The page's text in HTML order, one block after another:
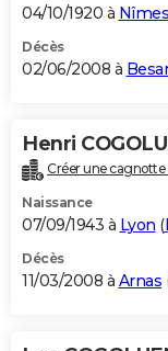
04/10/1920 à Nîmes
Décès
02/06/2008 à
Henri
Créer une cagnotte
Naissance
07/09/1943 à Lyon (
Décès
11/03/2008 à Arnas